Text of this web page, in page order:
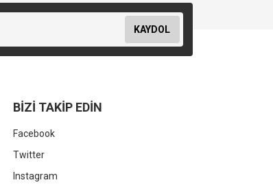
KAYDOL
BİZİ TAKİP EDİN
Facebook
Twitter
Instagram